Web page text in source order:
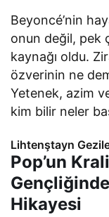
Beyoncé’nin
onun değil, pek
kaynağı oldu.
özverinin ne
Yetenek, azim
kim bilir neler
Lihtenştayn
Pop’un
Hikayesi